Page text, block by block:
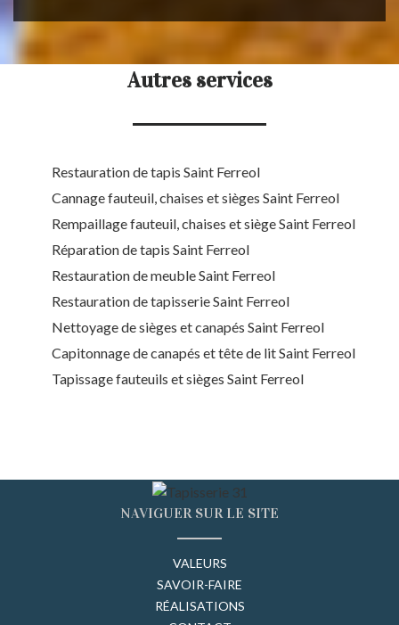
Autres services
Restauration de tapis Saint Ferreol
Cannage fauteuil, chaises et sièges Saint Ferreol
Rempaillage fauteuil, chaises et siège Saint Ferreol
Réparation de tapis Saint Ferreol
Restauration de meuble Saint Ferreol
Restauration de tapisserie Saint Ferreol
Nettoyage de sièges et canapés Saint Ferreol
Capitonnage de canapés et tête de lit Saint Ferreol
Tapissage fauteuils et sièges Saint Ferreol
NAVIGUER SUR LE SITE
VALEURS
SAVOIR-FAIRE
RÉALISATIONS